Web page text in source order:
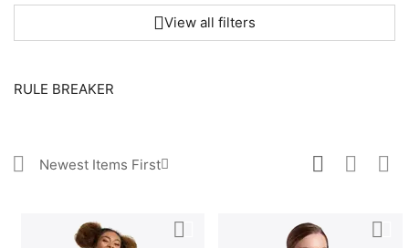
View all filters
RULE BREAKER
Newest Items First